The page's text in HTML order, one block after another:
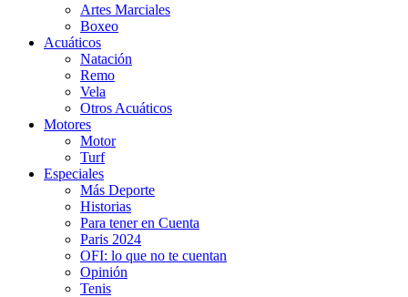
Artes Marciales
Boxeo
Acuáticos
Natación
Remo
Vela
Otros Acuáticos
Motores
Motor
Turf
Especiales
Más Deporte
Historias
Para tener en Cuenta
Paris 2024
OFI: lo que no te cuentan
Opinión
Tenis